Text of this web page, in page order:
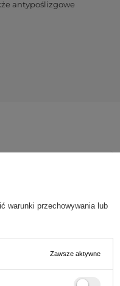
antypoślizgowe
warunki przechowywania lub
Zawsze aktywne